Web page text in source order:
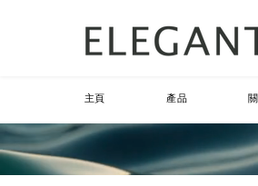
主頁 產品